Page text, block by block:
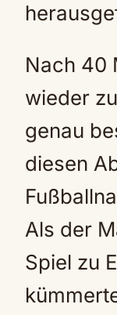
Nach 40
wieder
genau
diesen
Als der
Spiel zu